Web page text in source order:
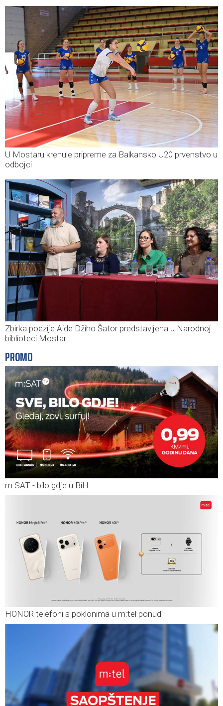
U Mostaru krenule pripreme za Balkansko U20 prvenstvo u
odbojci
Zbirka poezije Aide Džiho Šator predstavljena u Narodnoj
biblioteci Mostar
PROMO
m:SAT - bilo gdje u BiH
HONOR telefoni s poklonima u m:tel ponudi